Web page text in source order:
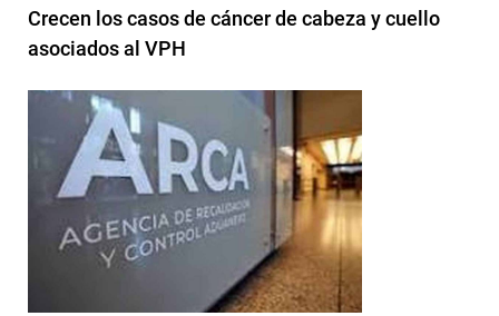
Crecen los casos de cáncer de cabeza y cuello
asociados al VPH